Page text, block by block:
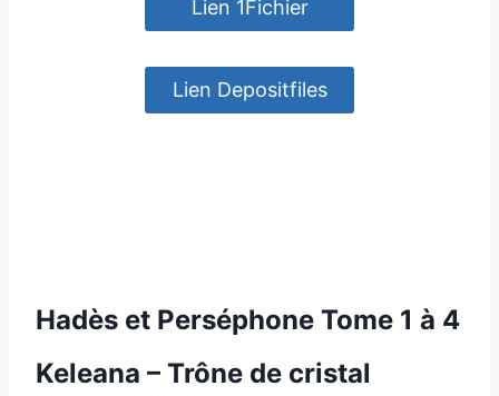
Lien 1Fichier
Lien Depositfiles
Hadès et Perséphone Tome 1 à 4
Keleana – Trône de cristal